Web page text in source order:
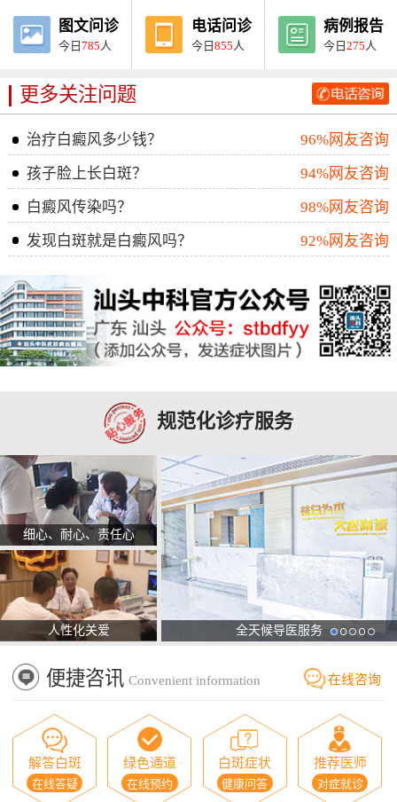
图文问诊
今日785 人
电话问诊
今日855 人
病例报告
今日275 人
更多关注问题
治疗白癜风多少钱？
96%网友咨询
孩子脸上长白斑？
94%网友咨询
白癜风传染吗？
98%网友咨询
发现白斑就是白癜风吗？
92%网友咨询
规范化诊疗服务
细心、耐心、责任心
人性化关爱 全天候导医服务
便捷咨讯 Convenient information 在线咨询
解答白斑
在线答疑
绿色通道
在线预约
白斑症状
健康问答
推荐医师
对症就诊